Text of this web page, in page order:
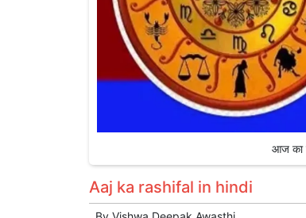
आज का
Aaj ka rashifal in hindi